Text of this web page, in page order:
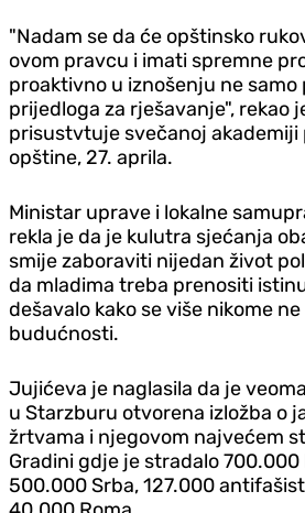
"Nadam se da će opštinsko
ovom pravcu i imati spremne
proaktivno u iznošenju ne
prijedloga za rješavanje", rekao
prisustvtuje svečanoj akademiji
opštine, 27. aprila.
Ministar uprave i lokalne
rekla je da je kulutra sjećanja
smije zaboraviti nijedan život
da mladima treba prenositi
dešavalo kako se više nikome
budućnosti.
Jujićeva je naglasila da je
u Starzburu otvorena izložba o
žrtvama i njegovom najvećem
Gradini gd‌je je stradalo
500.000 Srba, 127.000